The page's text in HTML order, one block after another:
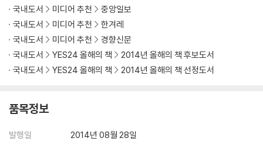
국내도서
미디어 추천
중앙일보
국내도서
미디어 추천
한겨레
국내도서
미디어 추천
경향신문
국내도서
YES24 올해의 책
2014년 올해의 책 후보도서
국내도서
YES24 올해의 책 2014년 올해의 책 선정도서
품목정보
발행일
2014년 08월 28일